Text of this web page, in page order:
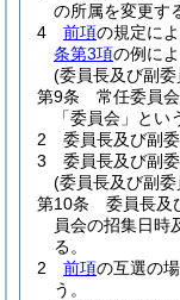
の所属を変更す
4
前項の規定に
条第3項の例によ
(委員長及び副委
第9条
常任委員
「委員会」とい
2
委員長及び副
3
委員長及び副
(委員長及び副
第10条
委員長及
員会の招集日時
る。
2
前項の互選の
う。